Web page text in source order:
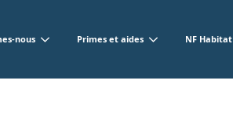
nous Primes et aides NF Habitat